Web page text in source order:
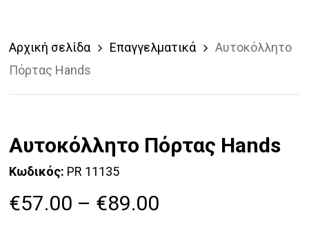
Αρχική σελίδα Επαγγελματικά
Αυτοκόλλητο
Πόρτας Hands
Αυτοκόλλητο Πόρτας Hands
Κωδικός: PR 11135
€57.00 – €89.00